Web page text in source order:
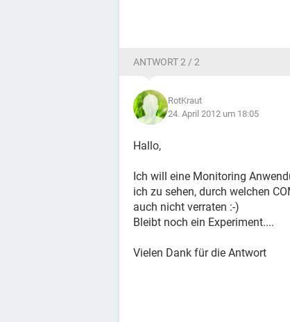
ANTWORT 2 / 2
RotKraut
24. April 2012 um 18:05
Hallo,
Ich will eine Monitoring
ich zu sehen, durch welchen
auch nicht verraten :-)
Bleibt noch ein Experiment....
Vielen Dank für die Antwort